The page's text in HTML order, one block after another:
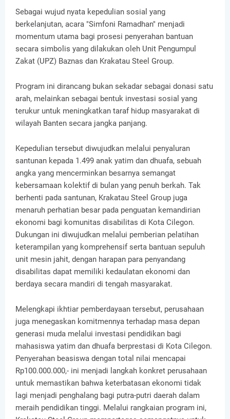
Sebagai wujud nyata kepedulian sosial yang
berkelanjutan, acara "Simfoni Ramadhan" menjadi
momentum utama bagi prosesi penyerahan bantuan
secara simbolis yang dilakukan oleh Unit Pengumpul
Zakat (UPZ) Baznas dan Krakatau Steel Group.
Program ini dirancang bukan sekadar sebagai donasi satu
arah, melainkan sebagai bentuk investasi sosial yang
terukur untuk meningkatkan taraf hidup masyarakat di
wilayah Banten secara jangka panjang.
Kepedulian tersebut diwujudkan melalui penyaluran
santunan kepada 1.499 anak yatim dan dhuafa, sebuah
angka yang mencerminkan besarnya semangat
kebersamaan kolektif di bulan yang penuh berkah. Tak
berhenti pada santunan, Krakatau Steel Group juga
menaruh perhatian besar pada penguatan kemandirian
ekonomi bagi komunitas disabilitas di Kota Cilegon.
Dukungan ini diwujudkan melalui pemberian pelatihan
keterampilan yang komprehensif serta bantuan sepuluh
unit mesin jahit, dengan harapan para penyandang
disabilitas dapat memiliki kedaulatan ekonomi dan
berdaya secara mandiri di tengah masyarakat.
Melengkapi ikhtiar pemberdayaan tersebut, perusahaan
juga menegaskan komitmennya terhadap masa depan
generasi muda melalui investasi pendidikan bagi
mahasiswa yatim dan dhuafa berprestasi di Kota Cilegon.
Penyerahan beasiswa dengan total nilai mencapai
Rp100.000.000,- ini menjadi langkah konkret perusahaan
untuk memastikan bahwa keterbatasan ekonomi tidak
lagi menjadi penghalang bagi putra-putri daerah dalam
meraih pendidikan tinggi. Melalui rangkaian program ini,